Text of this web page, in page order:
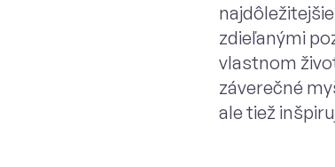
zdieľanými
vlastnom
záverečné
ale tiež